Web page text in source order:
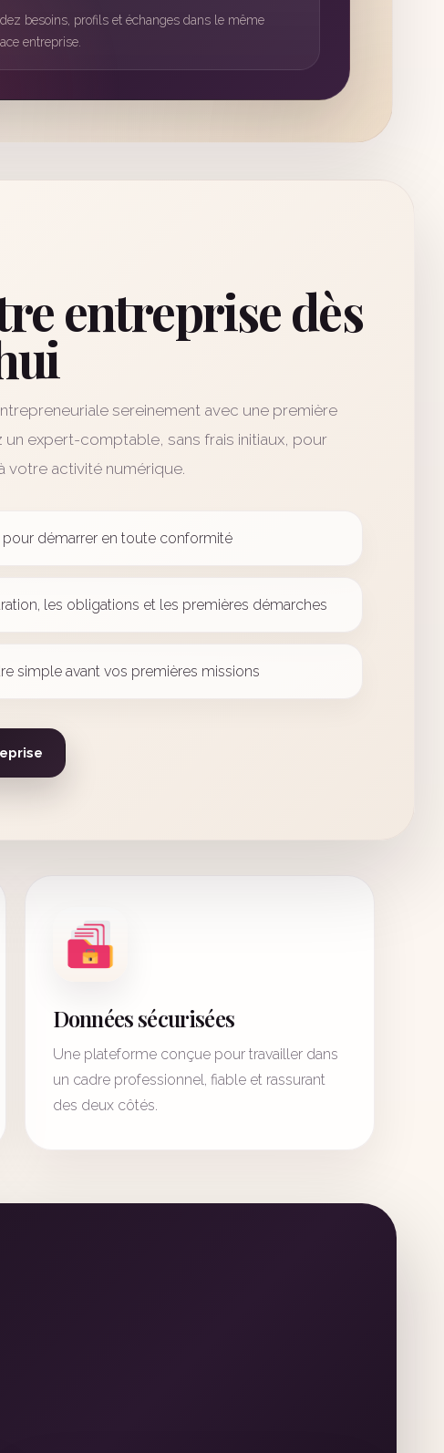
besoins, profils et échanges dans le même
entreprise.
entreprise dès
sereinement avec une première
expert-comptable, sans frais initiaux, pour
votre activité numérique.
pour démarrer en toute conformité
les obligations et les premières démarches
simple avant vos premières missions
Données sécurisées
Une plateforme conçue pour travailler dans
un cadre professionnel, fiable et rassurant
des deux côtés.